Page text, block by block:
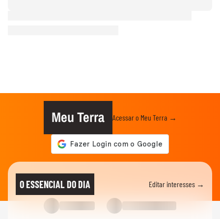
Meu Terra Acessar o Meu Terra →
O ESSENCIAL DO DIA Editar interesses →